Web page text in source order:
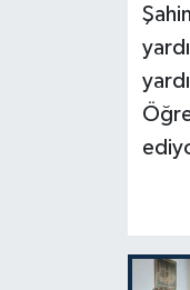
Bitlis
Bolu
Burdur
Çanakkale
Makaleler